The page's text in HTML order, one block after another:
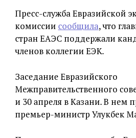
Пресс-служба Евразийской
комиссии сообщила, что
стран ЕАЭС поддержали
членов коллегии ЕЭК.
Заседание Евразийского
Межправительственного
и 30 апреля в Казани. В нем
премьер-министр Улукбек